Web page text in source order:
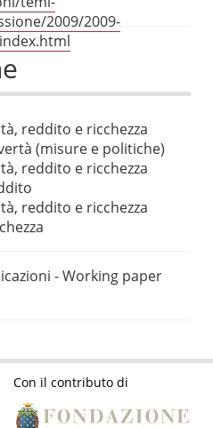
2009/2009-
reddito e ricchezza
(misure e politiche)
reddito e ricchezza
reddito e ricchezza
- Working paper
Con il contributo di